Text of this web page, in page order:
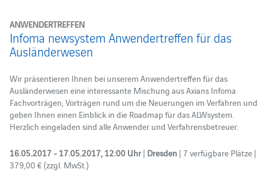
ANWENDERTREFFEN
Infoma newsystem Anwendertreffen für das
Ausländerwesen
Wir präsentieren Ihnen bei unserem Anwendertreffen für das
Ausländerwesen eine interessante Mischung aus Axians Infoma
Fachvorträgen, Vorträgen rund um die Neuerungen im Verfahren und
geben Ihnen einen Einblick in die Roadmap für das ALWsystem.
Herzlich eingeladen sind alle Anwender und Verfahrensbetreuer.
16.05.2017 - 17.05.2017, 12:00 Uhr| Dresden | 7 verfügbare Plätze |
379,00 € (zzgl. MwSt.)